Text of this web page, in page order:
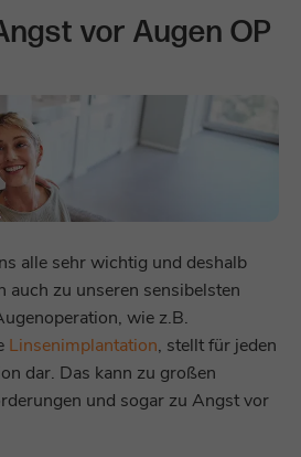
vor Augen OP
alle sehr wichtig und deshalb
auch zu unseren sensibelsten
wie z.B.
Linsenimplantation, stellt für jeden
dar. Das kann zu großen
und sogar zu Angst vor